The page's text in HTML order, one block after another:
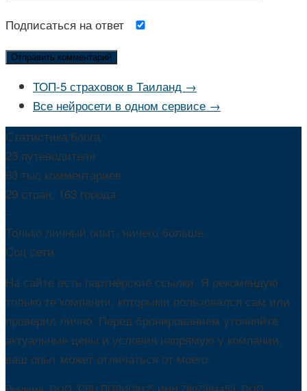
Подписаться на ответ
ТОП-5 страховок в Таиланд →
Все нейросети в одном сервисе →
Статистика блога
23 путеводителя
63 тыс комментариев
29 стран, 163 города
-
Только личный опыт, ничего больше.
Соц сети
На сайте есть партнёрские ссылки. Я рекомендую
только те компании, которыми пользовался сам или
проверил лично. Перед бронированием уточняйте
актуальные цены и условия напрямую у компании,
ваш опыт может отличаться от моего.
Реклама. ООО "СВЦ ПОЛИС812" ИНН 7807384453. ООО